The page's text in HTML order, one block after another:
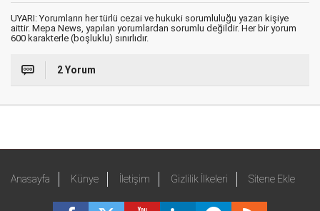
UYARI: Yorumların her türlü cezai ve hukuki sorumluluğu yazan kişiye
aittir. Mepa News, yapılan yorumlardan sorumlu değildir. Her bir yorum
600 karakterle (boşluklu) sınırlıdır.
2 Yorum
Anasayfa Künye İletişim Gizlilik İlkeleri Sitene Ekle